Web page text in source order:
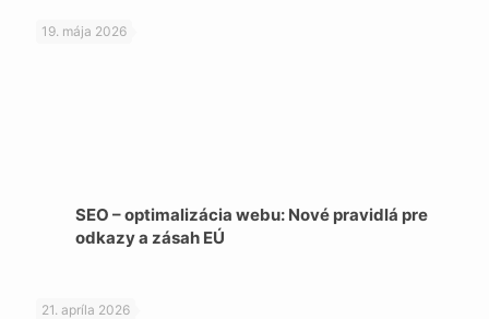
19. mája 2026
SEO – optimalizácia webu: Nové pravidlá pre
odkazy a zásah EÚ
21. apríla 2026